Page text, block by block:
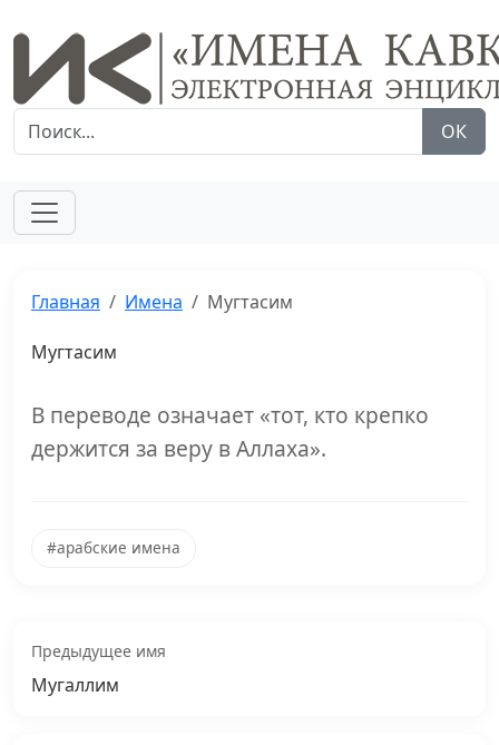
ОК
Главная Имена Мугтасим
Мугтасим
В переводе означает «тот, кто крепко
держится за веру в Аллаха».
#арабские имена
Предыдущее имя
Мугаллим